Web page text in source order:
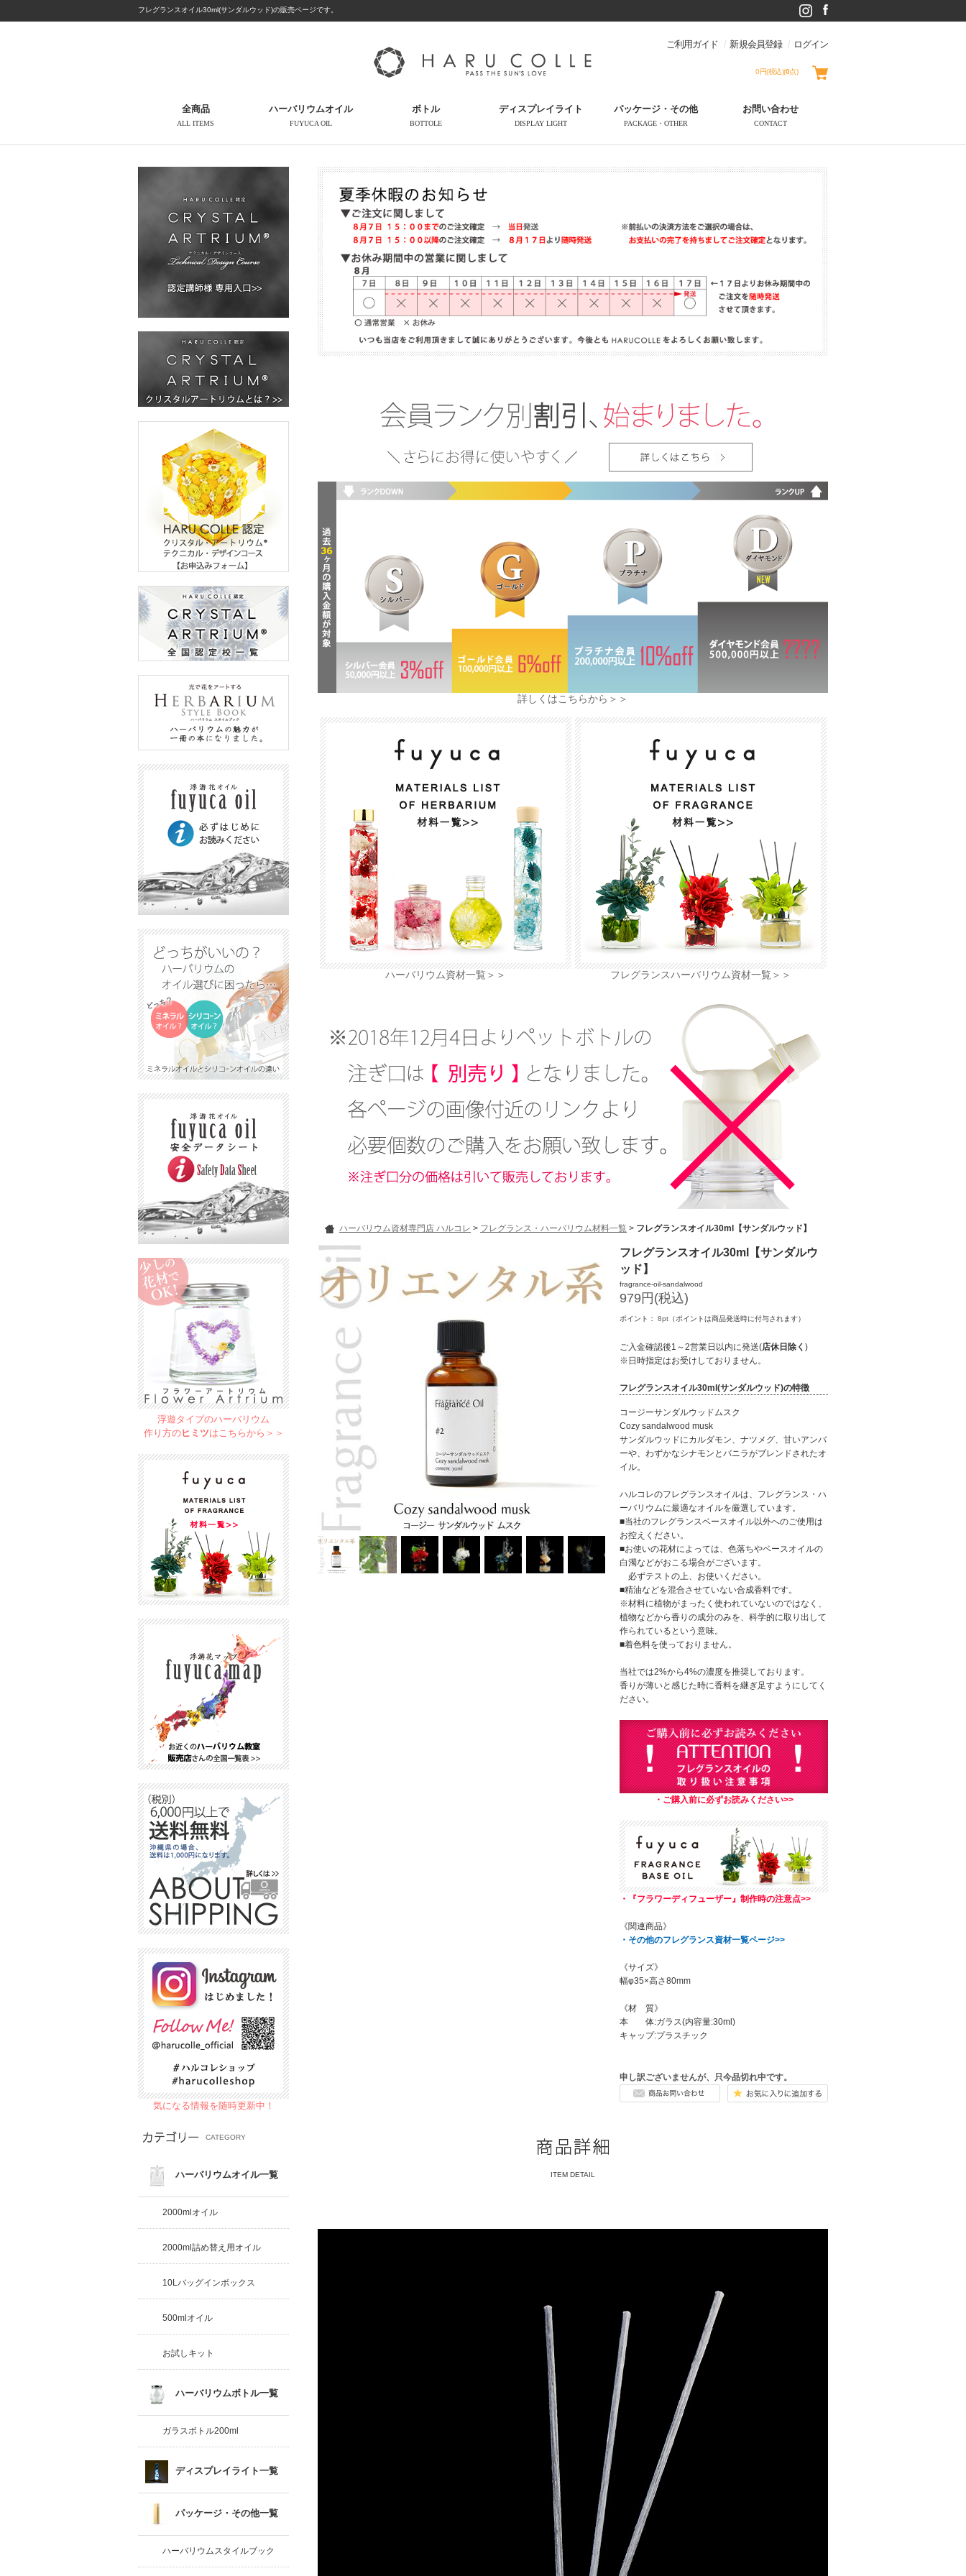
フレグランスオイル30ml(サンダルウッド)の販売ページです。
ご利用ガイド 新規会員登録 ログイン
0円(税込)(0点)
全商品
ALL ITEMS
ハーバリウムオイル
FUYUCA OIL
ボトル
BOTTOLE
ディスプレイライト
DISPLAY LIGHT
パッケージ・その他
PACKAGE・OTHER
お問い合わせ
CONTACT
浮遊タイプのハーバリウム
作り方のヒミツはこちらから＞＞
気になる情報を随時更新中！
CATEGORY
ハーバリウムオイル一覧
2000mlオイル
2000ml詰め替え用オイル
10Lバッグインボックス
500mlオイル
お試しキット
ハーバリウムボトル一覧
ガラスボトル200ml
ディスプレイライト一覧
パッケージ・その他一覧
ハーバリウムスタイルブック
詳しくはこちらから＞＞
ハーバリウム資材一覧＞＞ フレグランスハーバリウム資材一覧＞＞
ハーバリウム資材専門店 ハルコレ > フレグランス・ハーバリウム材料一覧 > フレグランスオイル30ml【サンダルウッド】
フレグランスオイル30ml【サンダルウ
ッド】
fragrance-oil-sandalwood
979円(税込)
ポイント： 8pt （ポイントは商品発送時に付与されます）
ご入金確認後1～2営業日以内に発送(店休日除く )
※日時指定はお受けしておりません。
フレグランスオイル30ml(サンダルウッド)の特徴
コージーサンダルウッドムスク
Cozy sandalwood musk
サンダルウッドにカルダモン、ナツメグ、甘いアンバ
ーや、わずかなシナモンとバニラがブレンドされたオ
イル。
ハルコレのフレグランスオイルは、フレグランス・ハ
ーバリウムに最適なオイルを厳選しています。
■当社のフレグランスベースオイル以外へのご使用は
お控えください。
■お使いの花材によっては、色落ちやベースオイルの
白濁などがおこる場合がございます。
必ずテストの上、お使いください。
■精油などを混合させていない合成香料です。
※材料に植物がまったく使われていないのではなく、
植物などから香りの成分のみを、科学的に取り出して
作られているという意味。
■着色料を使っておりません。
当社では2%から4%の濃度を推奨しております。
香りが薄いと感じた時に香料を継ぎ足すようにしてく
ださい。
・ご購入前に必ずお読みください>>
・『フラワーディフューザー』制作時の注意点>>
《関連商品》
・その他のフレグランス資材一覧ページ>>
《サイズ》
幅φ35×高さ80mm
《材 質》
本 体:ガラス(内容量:30ml)
キャップ:プラスチック
申し訳ございませんが、只今品切れ中です。
ITEM DETAIL